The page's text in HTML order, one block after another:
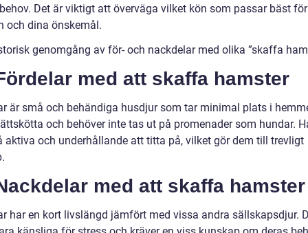
Det är viktigt att överväga vilket kön som passar bäst
och dina önskemål.
genomgång av för- och nackdelar med olika ”skaffa
med att skaffa hamster
är små och behändiga husdjur som tar minimal plats i
och behöver inte tas ut på promenader som hundar.
aktiva och underhållande att titta på, vilket gör dem till trevligt
med att skaffa hamster
har en kort livslängd jämfört med vissa andra sällskapsdjur.